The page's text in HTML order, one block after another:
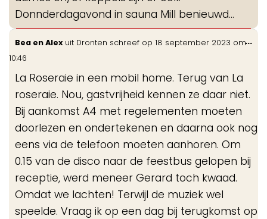
Donnderdagavond in sauna Mill benieuwd...
Bea en Alex uit Dronten schreef op 18 september 2023 om
10:46
La Roseraie in een mobil home. Terug van La
roseraie. Nou, gastvrijheid kennen ze daar niet.
Bij aankomst A4 met regelementen moeten
doorlezen en ondertekenen en daarna ook nog
eens via de telefoon moeten aanhoren. Om
0.15 van de disco naar de feestbus gelopen bij
receptie, werd meneer Gerard toch kwaad.
Omdat we lachten! Terwijl de muziek wel
speelde. Vraag ik op een dag bij terugkomst op
...